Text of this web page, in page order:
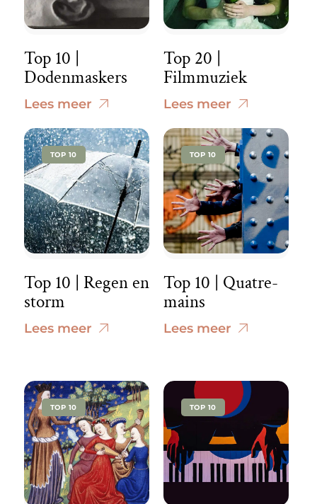
Top 10 |
Dodenmaskers
Lees meer
Top 20 |
Filmmuziek
Lees meer
TOP 10
Top 10 | Regen en
storm
Lees meer
TOP 10
Top 10 | Quatre-
mains
Lees meer
TOP 10 TOP 10